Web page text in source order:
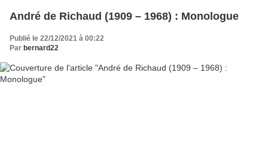
André de Richaud (1909 – 1968) : Monologue
Publié le 22/12/2021 à 00:22
Par bernard22